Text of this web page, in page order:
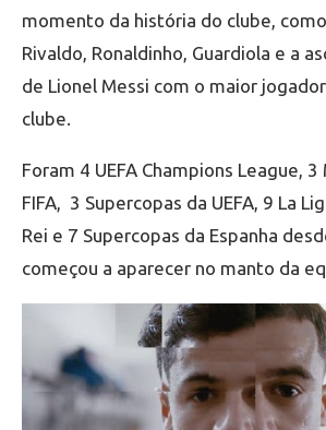
momento da história do clube,
Rivaldo, Ronaldinho, Guardiola e a
de Lionel Messi com o maior
clube.
Foram 4 UEFA Champions League, 3
FIFA, 3 Supercopas da UEFA, 9 La
Rei e 7 Supercopas da Espanha
começou a aparecer no manto da